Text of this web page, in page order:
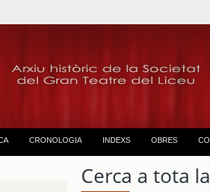
CRONOLOGIA INDEXS OBRES
Cerca a tota